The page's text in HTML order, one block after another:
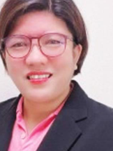
รายละเอียดเพิ่มเติม